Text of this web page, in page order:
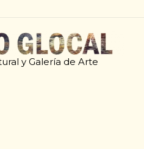
y Galería de Arte